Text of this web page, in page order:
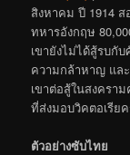
สิงหาคม ปี 1914
ทหารอังกฤษ
เขายังไม่ได้สู้รบกั
ความกล้าหาญ แล
เขาต่อสู้ในสงครา
ที่ส่งมอบวิคตอเรีย
ตัวอย่างซับไทย